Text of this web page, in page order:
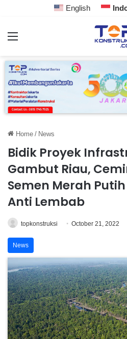
English
Home / News
Bidik Proyek
Gambut Riau,
Semen Merah
Anti Lembab
topkonstruksi October 21, 2022
News